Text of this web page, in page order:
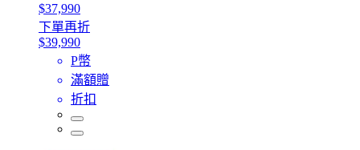
$37,990
下單再折
$39,990
P幣
滿額贈
折扣